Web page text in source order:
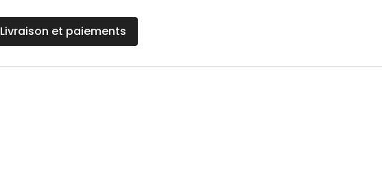
Livraison et paiements